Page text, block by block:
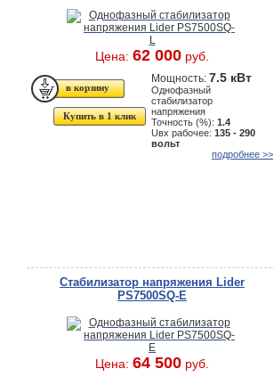
Цена: 62 000 руб.
Купить в 1 клик
Мощность: 7.5 кВт
Однофазный
стабилизатор
напряжения
Точность (%): 1.4
Uвх рабочее: 135 - 290
вольт
подробнее >>
Стабилизатор напряжения Lider
PS7500SQ-E
Цена: 64 500 руб.